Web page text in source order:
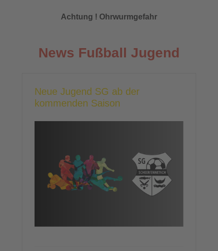
Achtung ! Ohrwurmgefahr
News Fußball Jugend
Neue Jugend SG ab der
kommenden Saison